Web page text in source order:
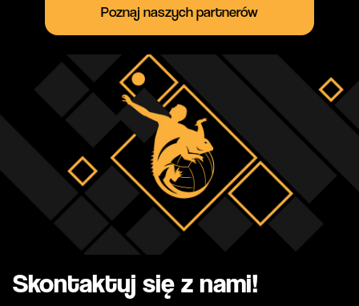
Poznaj naszych partnerów
Skontaktuj się z nami!